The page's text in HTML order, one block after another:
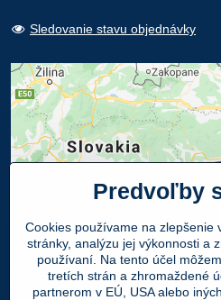
Sledovanie stavu objednávky
Osobný odber
Predvoľby
Cookies používame na zlepšenie
stránky, analýzu jej výkonnosti a
používaní. Na tento účel
tretích strán a zhromaždené
partnerom v EÚ, USA alebo